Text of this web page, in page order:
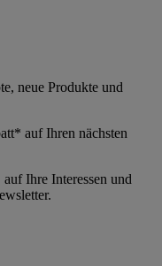
neue Produkte und
auf Ihren nächsten
Ihre Interessen und